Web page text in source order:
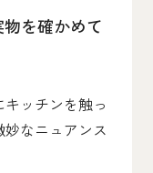
を確かめて
ッチンを触っ
なニュアンス